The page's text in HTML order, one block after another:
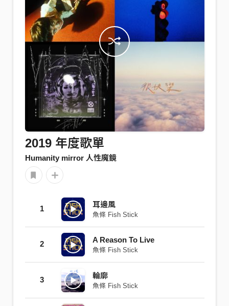
2019 年度歌單
Humanity mirror 人性魔鏡
1 耳邊風
魚條 Fish Stick
2 A Reason To Live
魚條 Fish Stick
3 輪廓
魚條 Fish Stick